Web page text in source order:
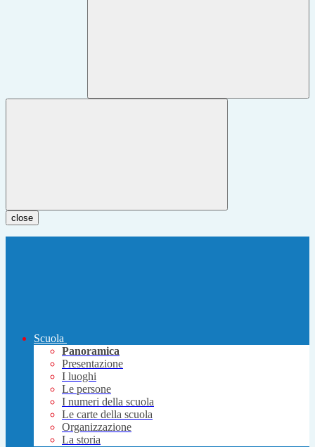
close
Scuola
Panoramica
Presentazione
I luoghi
Le persone
I numeri della scuola
Le carte della scuola
Organizzazione
La storia